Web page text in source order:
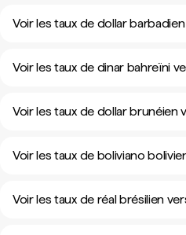
Voir les taux de dollar
Voir les taux de dinar bahreïni
Voir les taux de dollar brunéien
Voir les taux de boliviano
Voir les taux de réal brésilien